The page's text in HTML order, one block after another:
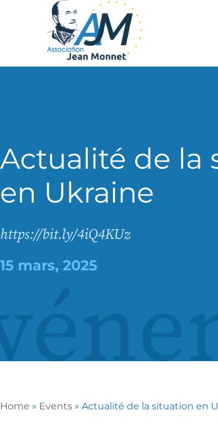
Actualité de la
en Ukraine
https://bit.ly/4iQ4KUz
15 mars, 2025
Home » Events » Actualité de la situation en